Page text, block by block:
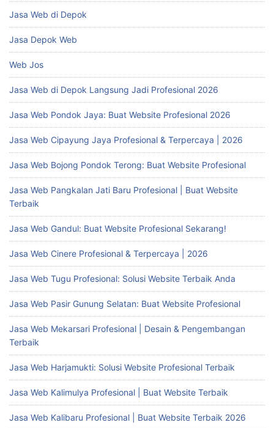
Jasa Web di Depok
Jasa Depok Web
Web Jos
Jasa Web di Depok Langsung Jadi Profesional 2026
Jasa Web Pondok Jaya: Buat Website Profesional 2026
Jasa Web Cipayung Jaya Profesional & Terpercaya | 2026
Jasa Web Bojong Pondok Terong: Buat Website Profesional
Jasa Web Pangkalan Jati Baru Profesional | Buat Website
Terbaik
Jasa Web Gandul: Buat Website Profesional Sekarang!
Jasa Web Cinere Profesional & Terpercaya | 2026
Jasa Web Tugu Profesional: Solusi Website Terbaik Anda
Jasa Web Pasir Gunung Selatan: Buat Website Profesional
Jasa Web Mekarsari Profesional | Desain & Pengembangan
Terbaik
Jasa Web Harjamukti: Solusi Website Profesional Terbaik
Jasa Web Kalimulya Profesional | Buat Website Terbaik
Jasa Web Kalibaru Profesional | Buat Website Terbaik 2026